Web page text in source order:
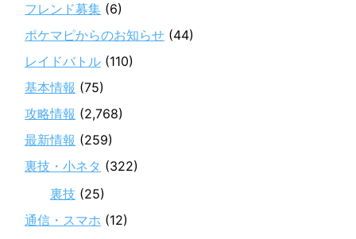
フレンド募集 (6)
ポケマピからのお知らせ (44)
レイドバトル (110)
基本情報 (75)
攻略情報 (2,768)
最新情報 (259)
裏技・小ネタ (322)
裏技 (25)
通信・スマホ (12)